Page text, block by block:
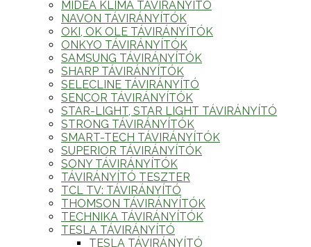
MIDEA KLÍMA TÁVIRÁNYÍTÓ
NAVON TÁVIRÁNYÍTÓK
OKI, OK OLE TÁVIRÁNYÍTÓK
ONKYO TÁVIRÁNYÍTÓK
SAMSUNG TÁVIRÁNYÍTÓK
SHARP TÁVIRÁNYÍTÓK
SELECLINE TÁVIRÁNYÍTÓ
SENCOR TÁVIRÁNYÍTÓK
STAR-LIGHT, STAR LIGHT TÁVIRÁNYÍTÓ
STRONG TÁVIRÁNYÍTÓK
SMART-TECH TÁVIRÁNYÍTÓK
SUPERIOR TÁVIRÁNYÍTÓK
SONY TÁVIRÁNYÍTÓK
TÁVIRÁNYÍTÓ TESZTER
TCL TV: TÁVIRÁNYÍTÓ
THOMSON TÁVIRÁNYÍTÓK
TECHNIKA TÁVIRÁNYÍTÓK
TESLA TÁVIRÁNYÍTÓ
TESLA TÁVIRÁNYÍTÓ